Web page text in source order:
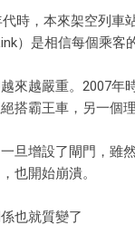
時，本來架空列車
）是相信每個乘客的
來越嚴重。2007年
搭霸王車，另一個
旦增設了閘門，雖
也開始崩潰。
也就質變了